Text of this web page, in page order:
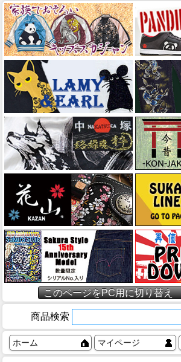
このページをPC用に切り替え
商品検索
ホーム マイページ